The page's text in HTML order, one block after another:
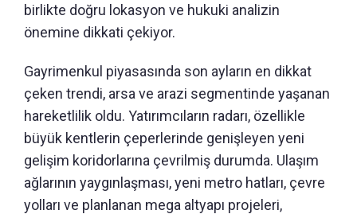
birlikte doğru lokasyon ve hukuki analizin
önemine dikkati çekiyor.
Gayrimenkul piyasasında son ayların en dikkat
çeken trendi, arsa ve arazi segmentinde yaşanan
hareketlilik oldu. Yatırımcıların radarı, özellikle
büyük kentlerin çeperlerinde genişleyen yeni
gelişim koridorlarına çevrilmiş durumda. Ulaşım
ağlarının yaygınlaşması, yeni metro hatları, çevre
yolları ve planlanan mega altyapı projeleri,